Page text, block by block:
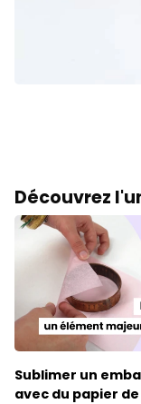
Découvrez
Sublimer un
avec du papier